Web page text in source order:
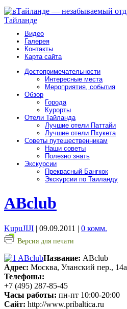
Видео
Галерея
Контакты
Карта сайта
Достопримечательности
Интересные места
Мероприятия, события
Обзор
Города
Курорты
Отели Тайланда
Лучшие отели Паттайи
Лучшие отели Пхукета
Советы путешественникам
Наши советы
Полезно знать
Экскурсии
Прекрасный Бангкок
Экскурсии по Таиланду
ABclub
KupuJIJI | 09.09.2011 | 0 комм.
Версия для печати
Название: ABclub
Адрес: Москва, Уланский пер., 14а
Телефоны:
+7 (495) 287-85-45
Часы работы: пн-пт 10:00-20:00
Сайт: http://www.pribaltica.ru